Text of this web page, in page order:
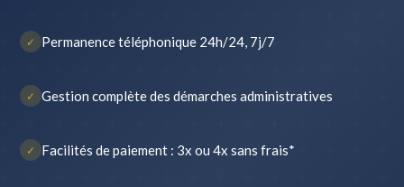
✓ Permanence téléphonique 24h/24, 7j/7
✓ Gestion complète des démarches administratives
✓ Facilités de paiement : 3x ou 4x sans frais*